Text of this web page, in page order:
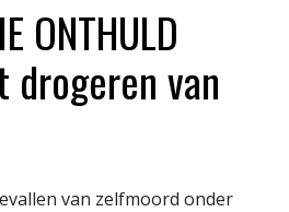
ONTHULD
drogeren van
van zelfmoord onder